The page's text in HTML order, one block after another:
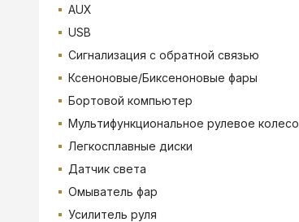
AUX
USB
Сигнализация с обратной связью
Ксеноновые/Биксеноновые фары
Бортовой компьютер
Мультифункциональное рулевое колесо
Легкосплавные диски
Датчик света
Омыватель фар
Усилитель руля